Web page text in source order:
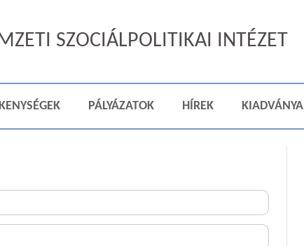
SZOCIÁLPOLITIKAI INTÉZET
PÁLYÁZATOK HÍREK